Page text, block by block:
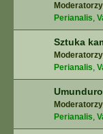
Perianalis,
Sztuka
Perianalis,
Perianalis,